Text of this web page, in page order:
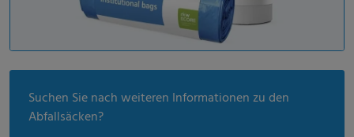
Suchen Sie nach weiteren Informationen zu den
Abfallsäcken?